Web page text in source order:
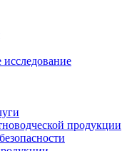
исследование
продукции